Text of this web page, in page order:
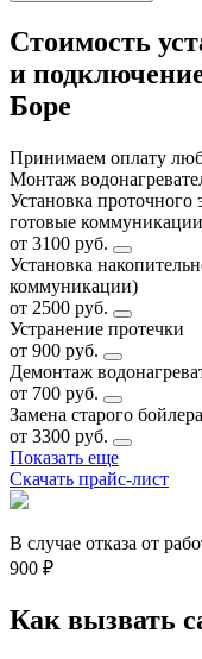
Стоимость
и
Боре
Принимаем оплату
Монтаж
Установка проточного
готовые
от 3100 руб.
Установка
коммуникации)
от 2500 руб.
Устранение протечки
от 900 руб.
Демонтаж
от 700 руб.
Замена старого
от 3300 руб.
Показать еще
Скачать прайс-лист
В случае отказа от
900 ₽
Как вызвать